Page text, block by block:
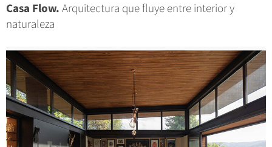
Casa Flow.Arquitectura que fluye entre interior y
naturaleza